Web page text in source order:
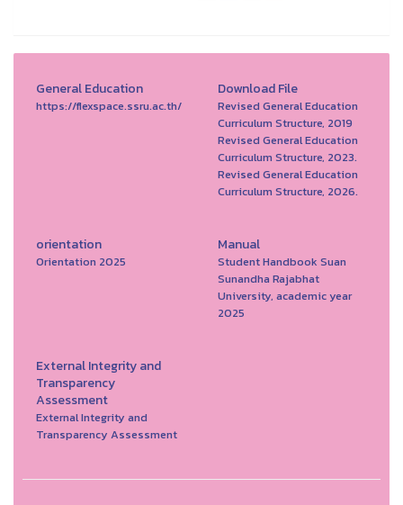
General Education
https://flexspace.ssru.ac.th/
Download File
Revised General Education
Curriculum Structure, 2019
Revised General Education
Curriculum Structure, 2023.
Revised General Education
Curriculum Structure, 2026.
orientation
Orientation 2025
Manual
Student Handbook Suan
Sunandha Rajabhat
University, academic year
2025
External Integrity and
Transparency
Assessment
External Integrity and
Transparency Assessment